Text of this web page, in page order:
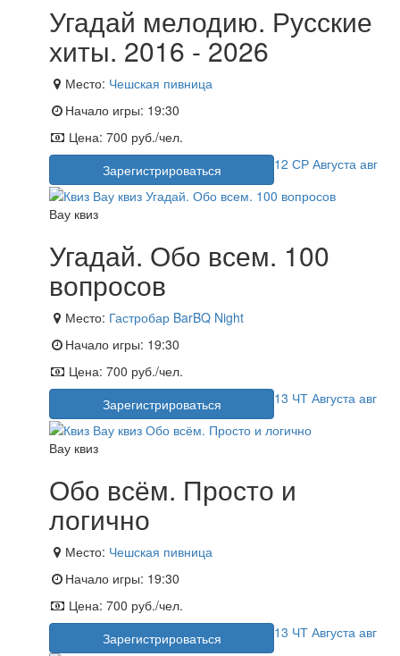
Угадай мелодию. Русские
хиты. 2016 - 2026
Место: Чешская пивница
Начало игры: 19:30
Цена: 700 руб./чел.
Зарегистрироваться
12 СР Августа авг
Вау квиз
Угадай. Обо всем. 100
вопросов
Место: Гастробар BarBQ Night
Начало игры: 19:30
Цена: 700 руб./чел.
Зарегистрироваться
13 ЧТ Августа авг
Вау квиз
Обо всём. Просто и
логично
Место: Чешская пивница
Начало игры: 19:30
Цена: 700 руб./чел.
Зарегистрироваться
13 ЧТ Августа авг